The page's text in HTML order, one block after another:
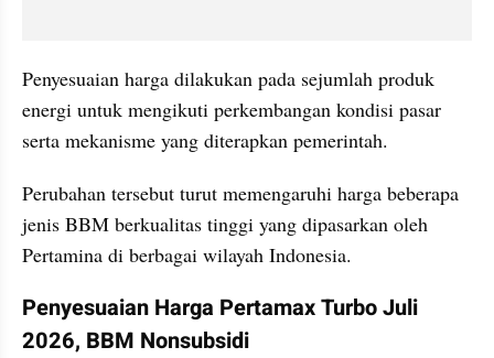
Penyesuaian harga dilakukan pada sejumlah produk
energi untuk mengikuti perkembangan kondisi pasar
serta mekanisme yang diterapkan pemerintah.
Perubahan tersebut turut memengaruhi harga beberapa
jenis BBM berkualitas tinggi yang dipasarkan oleh
Pertamina di berbagai wilayah Indonesia.
Penyesuaian Harga Pertamax Turbo Juli
2026, BBM Nonsubsidi